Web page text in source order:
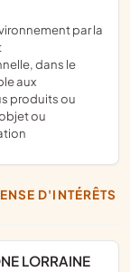
dans le
aux
produits ou
ou
LORRAINE